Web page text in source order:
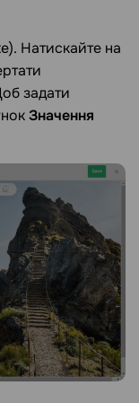
Натискайте на
задати
Значення